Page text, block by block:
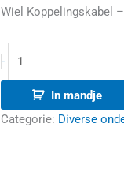
Wiel Koppelingskabel
-
In mandje
Categorie: Diverse